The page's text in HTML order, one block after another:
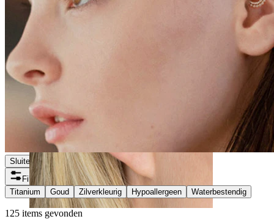
Oorlel
Sluiten
Filters
Titanium
Goud Zilverkleurig Hypoallergeen Waterbestendig
125 items gevonden